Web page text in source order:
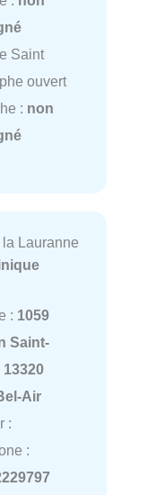
Saint
ouvert
: non
Lauranne
: 1059
Saint-
13320
Air
:
: